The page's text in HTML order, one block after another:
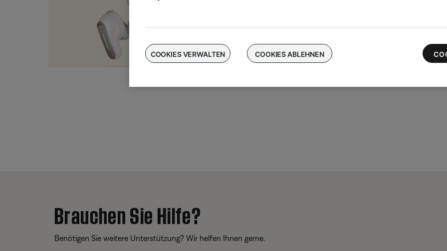
für die neuesten QuietComfort Ultra-Ohrhörer
Brauchen Sie Hilfe?
Benötigen Sie weitere Unterstützung? Wir helfen Ihnen gerne.
COOKIES VERWALTEN COOKIES ABLEHNEN